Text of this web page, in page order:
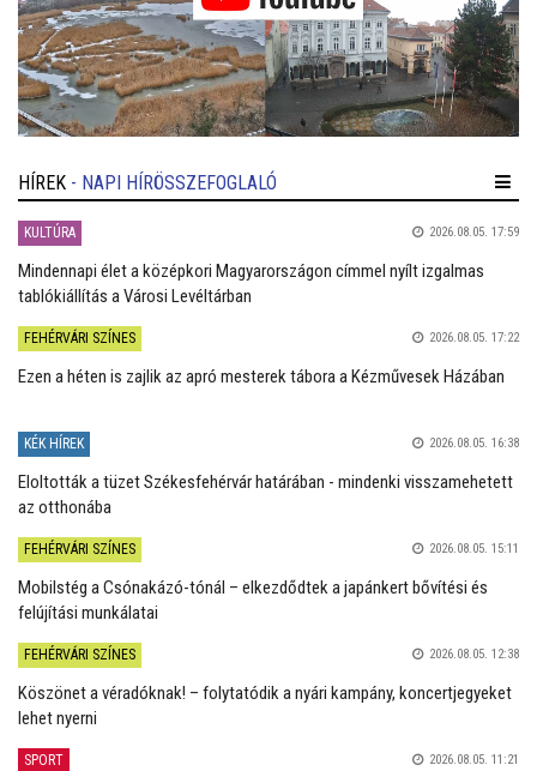
HÍREK - NAPI HÍRÖSSZEFOGLALÓ
KULTÚRA 2026.08.05. 17:59
Mindennapi élet a középkori Magyarországon címmel nyílt izgalmas
tablókiállítás a Városi Levéltárban
FEHÉRVÁRI SZÍNES 2026.08.05. 17:22
Ezen a héten is zajlik az apró mesterek tábora a Kézművesek Házában
KÉK HÍREK 2026.08.05. 16:38
Eloltották a tüzet Székesfehérvár határában - mindenki visszamehetett
az otthonába
FEHÉRVÁRI SZÍNES 2026.08.05. 15:11
Mobilstég a Csónakázó-tónál – elkezdődtek a japánkert bővítési és
felújítási munkálatai
FEHÉRVÁRI SZÍNES 2026.08.05. 12:38
Köszönet a véradóknak! – folytatódik a nyári kampány, koncertjegyeket
lehet nyerni
SPORT 2026.08.05. 11:21